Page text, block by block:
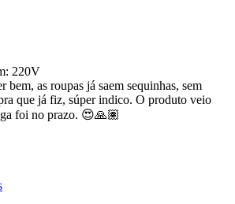
220V
bem, as roupas já saem sequinhas, sem
que já fiz, súper indico. O produto veio
foi no prazo. 😍🙏🏽